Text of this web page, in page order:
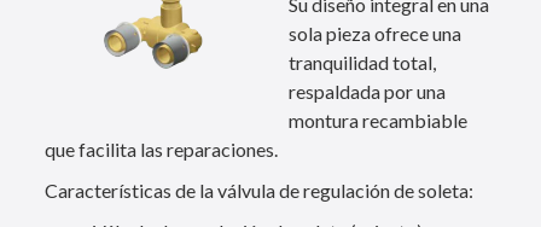
sola pieza ofrece una
tranquilidad total,
respaldada por una
montura recambiable
que facilita las reparaciones.
Características de la válvula de regulación de soleta: